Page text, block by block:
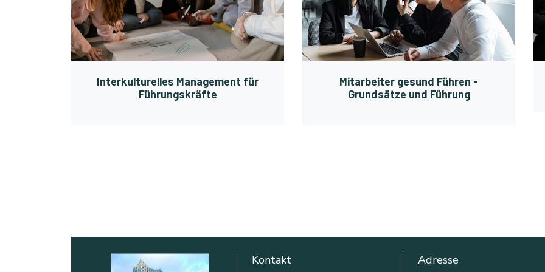
Interkulturelles Management für
Führungskräfte
Mitarbeiter gesund Führen -
Grundsätze und Führung
Kontakt Adresse